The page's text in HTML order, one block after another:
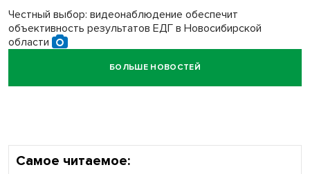
Честный выбор: видеонаблюдение обеспечит
объективность результатов ЕДГ в Новосибирской
области
Кибертанки пошли в бой: «Ростелеком» объявляет
БОЛЬШЕ НОВОСТЕЙ
Самое читаемое: